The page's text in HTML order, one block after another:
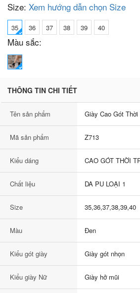
Size: Xem hướng dẫn chọn Size
35 36 37 38 39 40
Màu sắc:
THÔNG TIN CHI TIẾT
Tên sản phẩm Giày Cao Gót Thời
Mã sản phẩm Z713
Kiểu dáng CAO GÓT THỜI
Chất liệu DA PU LOẠI 1
Size 35,36,37,38,39,40
Màu Đen
Kiểu gót giày Giày gót nhọn
Kiểu giày Nữ Giày hở mũi